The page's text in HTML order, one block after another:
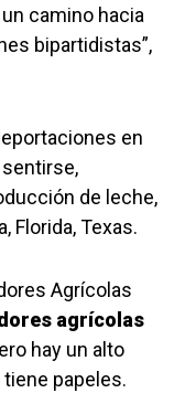
camino hacia
bipartidistas”,
en
de leche,
Florida, Texas.
Agrícolas
agrícolas
hay un alto
tiene papeles.